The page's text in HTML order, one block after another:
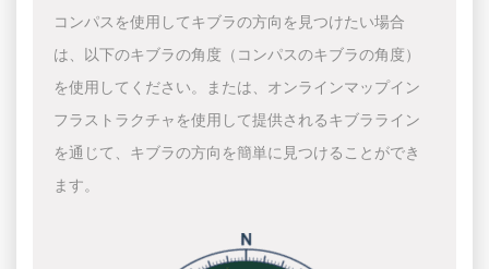
コンパスを使用してキブラの方向を見つけたい場合
は、以下のキブラの角度（コンパスのキブラの角度）
を使用してください。または、オンラインマップイン
フラストラクチャを使用して提供されるキブラライン
を通じて、キブラの方向を簡単に見つけることができ
ます。